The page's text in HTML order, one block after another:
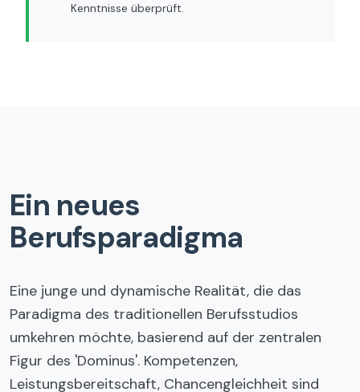
Kenntnisse überprüft.
Ein neues
Berufsparadigma
Eine junge und dynamische Realität, die das
Paradigma des traditionellen Berufsstudios
umkehren möchte, basierend auf der zentralen
Figur des 'Dominus'. Kompetenzen,
Leistungsbereitschaft, Chancengleichheit sind